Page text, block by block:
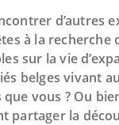
d’autres
à la recherche
sur la vie
belges vivant
vous ? Ou
partager la